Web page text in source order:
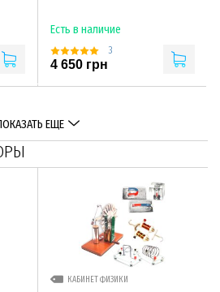
Есть в наличие
3
4 650 грн
ЕЩЕ
КАБИНЕТ ФИЗИКИ